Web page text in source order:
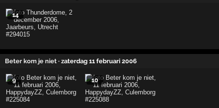
14
Beter kom je niet · zaterdag 11 februari 2006
9 10